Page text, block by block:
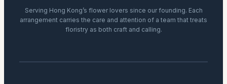
Serving Hong Kong’s flower lovers since our founding. Each
arrangement carries the care and attention of a team that treats
floristry as both craft and calling.